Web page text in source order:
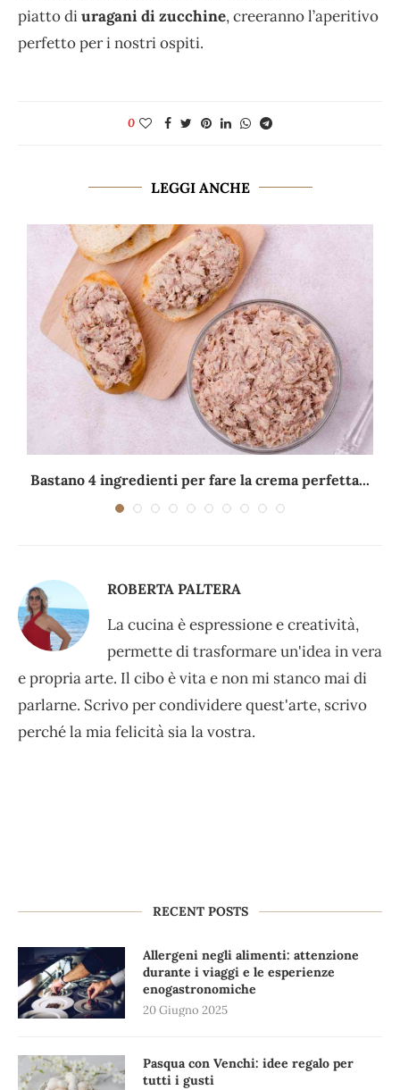
piatto diuragani di zucchine, creeranno l’aperitivo
perfetto per i nostri ospiti.
0
LEGGI ANCHE
Bastano 4 ingredienti per fare la crema perfetta...
ROBERTA PALTERA
La cucina è espressione e creatività,
permette di trasformare un'idea in vera
e propria arte. Il cibo è vita e non mi stanco mai di
parlarne. Scrivo per condividere quest'arte, scrivo
perché la mia felicità sia la vostra.
RECENT POSTS
Allergeni negli alimenti: attenzione
durante i viaggi e le esperienze
enogastronomiche
20 Giugno 2025
Pasqua con Venchi: idee regalo per
tutti i gusti